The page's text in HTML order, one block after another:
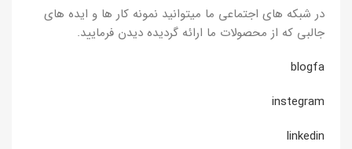
در شبکه های اجتماعی ما میتوانید نمونه کار ها و ایده های
جالبی که از محصولات ما ارائه گردیده دیدن فرمایید.
blogfa
instegram
linkedin